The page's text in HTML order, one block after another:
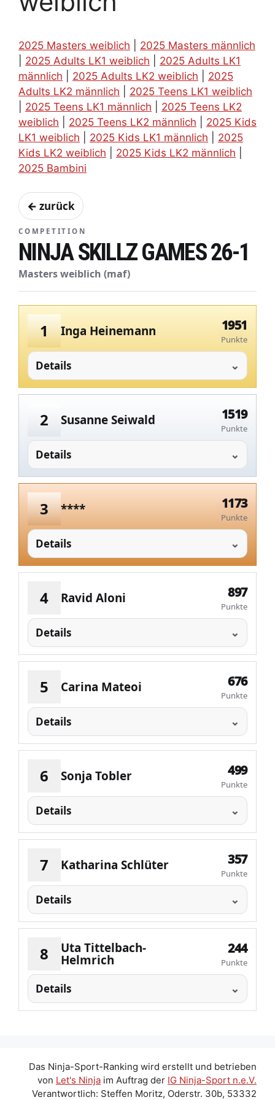
2025 Masters weiblich
2025 Masters männlich
2025 Adults LK1 weiblich
2025 Adults LK1
männlich
2025 Adults LK2 weiblich
2025
Adults LK2 männlich
2025 Teens LK1 weiblich
2025 Teens LK1 männlich
2025 Teens LK2
weiblich
2025 Teens LK2 männlich
2025 Kids
LK1 weiblich
2025 Kids LK1 männlich
2025
Kids LK2 weiblich
2025 Kids LK2 männlich
2025 Bambini
← zurück
COMPETITION
NINJA SKILLZ GAMES 26-1
Masters weiblich (maf)
1 Inga Heinemann 1951
Punkte
Details
2 Susanne Seiwald 1519
Punkte
Details
3 **** 1173
Punkte
Details
4 Ravid Aloni 897
Punkte
Details
5 Carina Mateoi 676
Punkte
Details
6 Sonja Tobler 499
Punkte
Details
7 Katharina Schlüter 357
Punkte
Details
8 Uta Tittelbach-
Helmrich
244
Punkte
Details
Das Ninja-Sport-Ranking wird erstellt und betrieben
von Let's Ninja im Auftrag der IG Ninja-Sport n.e.V.
Verantwortlich: Steffen Moritz, Oderstr. 30b, 53332